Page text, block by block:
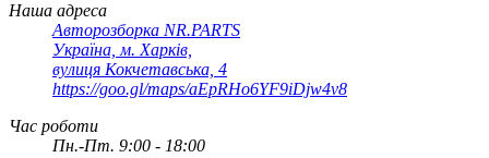
Наша адреса
Авторозборка NR.PARTS
Україна, м. Харків,
вулиця Кокчетавська, 4
https://goo.gl/maps/aEpRHo6YF9iDjw4v8
Час роботи
Пн.-Пт. 9:00 - 18:00